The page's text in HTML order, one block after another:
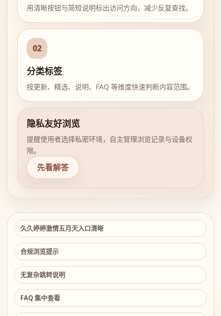
用清晰按钮与简短说明标出访问方向，减少反复查找。
02
分类标签
按更新、精选、说明、FAQ 等维度快速判断内容范围。
隐私友好浏览
提醒使用者选择私密环境，自主管理浏览记录与设备权
限。
先看解答
久久婷婷激情五月天入口清晰
合规浏览提示
无复杂跳转说明
FAQ 集中查看